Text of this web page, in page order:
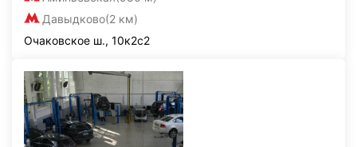
Давыдково(2 км)
Очаковское ш., 10к2с2